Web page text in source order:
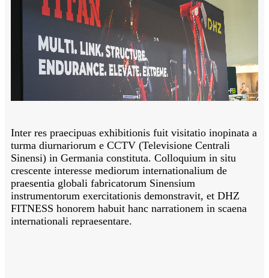
Inter res praecipuas exhibitionis fuit visitatio inopinata a
turma diurnariorum e CCTV (Televisione Centrali
Sinensi) in Germania constituta. Colloquium in situ
crescente interesse mediorum internationalium de
praesentia globali fabricatorum Sinensium
instrumentorum exercitationis demonstravit, et DHZ
FITNESS honorem habuit hanc narrationem in scaena
internationali repraesentare.